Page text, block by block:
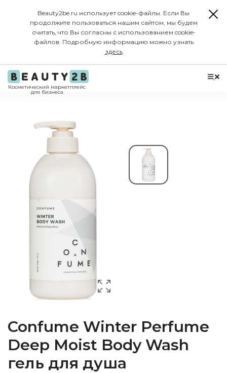
Beauty2be.ru использует cookie-файлы. Если Вы
продолжите пользоваться нашим сайтом, мы будем
считать, что Вы согласны с использованием cookie-
файлов. Подробную информацию можно узнать
здесь
Косметический маркетплейс
для бизнеса
Confume Winter Perfume
Deep Moist Body Wash
гель для душа